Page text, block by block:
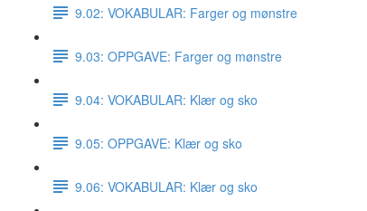
9.02: VOKABULAR: Farger og mønstre
9.03: OPPGAVE: Farger og mønstre
9.04: VOKABULAR: Klær og sko
9.05: OPPGAVE: Klær og sko
9.06: VOKABULAR: Klær og sko